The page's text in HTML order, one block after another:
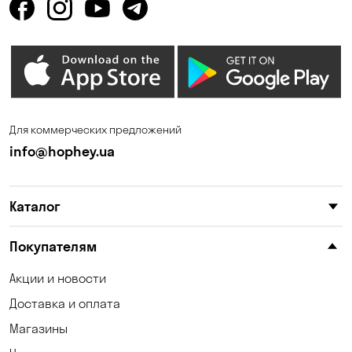
Для коммерческих предложений
info@hophey.ua
Каталог
Покупателям
Акции и новости
Доставка и оплата
Магазины